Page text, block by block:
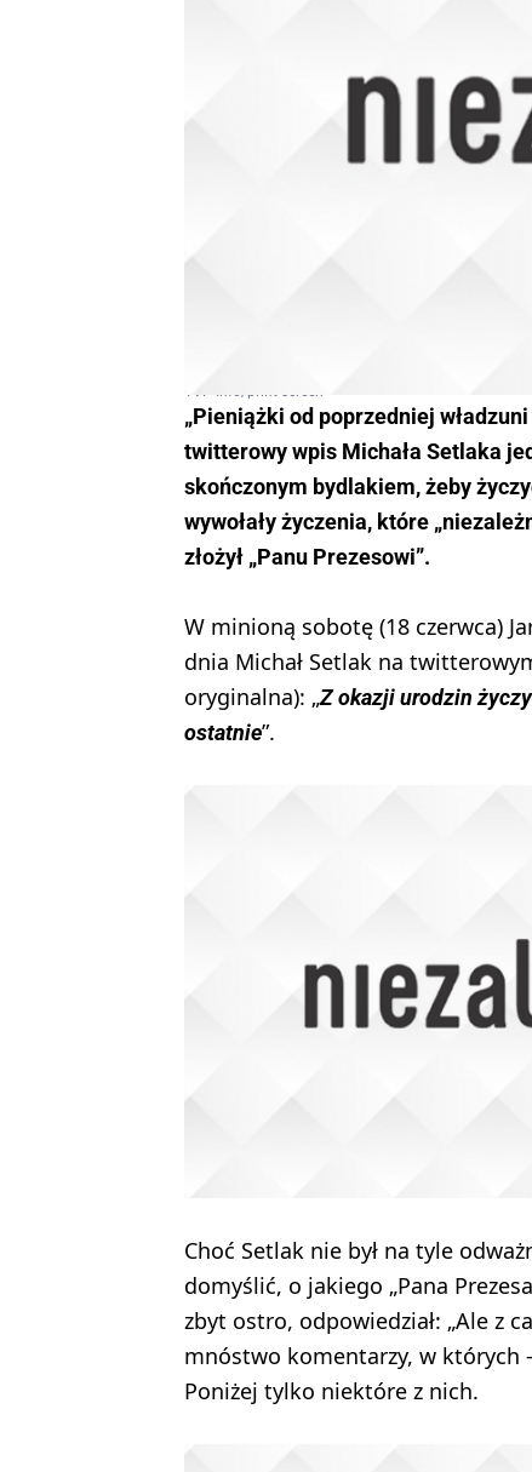
„Pieniążki od poprzedniej
twitterowy wpis Michała Setlaka
skończonym bydlakiem, żeby
wywołały życzenia, które
złożył „Panu Prezesowi”.
W minioną sobotę (18 czerwca)
dnia Michał Setlak na
oryginalna): „Z okazji urodzin
ostatnie”.
Choć Setlak nie był na tyle
domyślić, o jakiego „Pana
zbyt ostro, odpowiedział: „Ale z
mnóstwo komentarzy, w których
Poniżej tylko niektóre z nich.